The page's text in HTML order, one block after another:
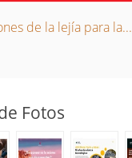
de la lejía para la...
Fotos